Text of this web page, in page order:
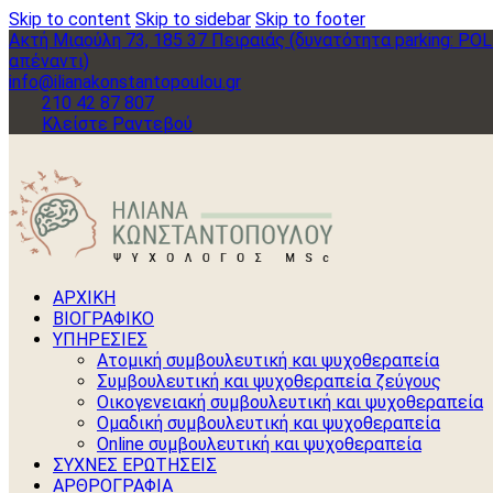
Skip to content Skip to sidebar Skip to footer
Ακτή Μιαούλη 73, 185 37 Πειραιάς (δυνατότητα parking:
απέναντι)
info@ilianakonstantopoulou.gr
210 42 87 807
Κλείστε Ραντεβού
ΑΡΧΙΚΗ
ΒΙΟΓΡΑΦΙΚΟ
ΥΠΗΡΕΣΙΕΣ
Ατομική συμβουλευτική και ψυχοθεραπεία
Συμβουλευτική και ψυχοθεραπεία ζεύγους
Οικογενειακή συμβουλευτική και ψυχοθεραπεία
Ομαδική συμβουλευτική και ψυχοθεραπεία
Online συμβουλευτική και ψυχοθεραπεία
ΣΥΧΝΕΣ ΕΡΩΤΗΣΕΙΣ
ΑΡΘΡΟΓΡΑΦΙΑ